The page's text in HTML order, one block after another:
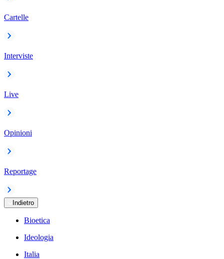
Cartelle
Interviste
Live
Opinioni
Reportage
Indietro
Bioetica
Ideologia
Italia